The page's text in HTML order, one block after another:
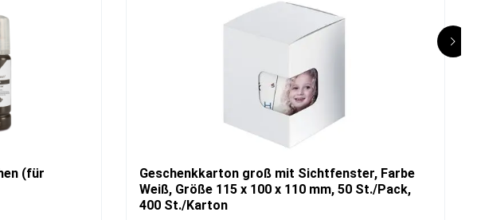
(für
Geschenkkarton groß mit Sichtfenster, Farbe
Weiß, Größe 115 x 100 x 110 mm, 50 St./Pack,
400 St./Karton